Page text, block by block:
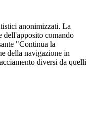
anonimizzati. La
dell'apposito comando
"Continua la
della navigazione in
diversi da quelli